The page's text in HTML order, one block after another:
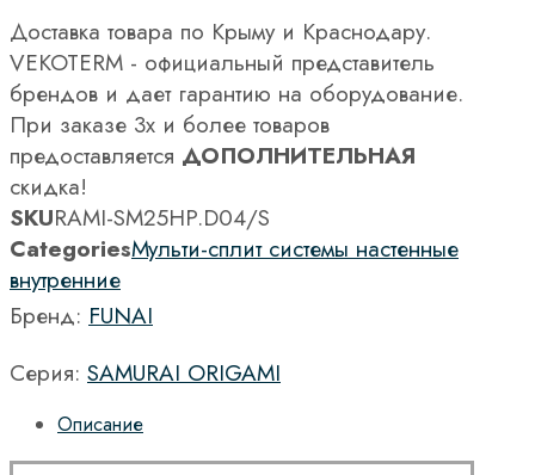
Доставка товара по Крыму и Краснодару.
VEKOTERM - официальный представитель
брендов и дает гарантию на оборудование.
При заказе 3х и более товаров
предоставляется ДОПОЛНИТЕЛЬНАЯ
скидка!
SKURAMI-SM25HP.D04/S
CategoriesМульти-сплит системы настенные
внутренние
Бренд: FUNAI
Серия: SAMURAI ORIGAMI
Описание